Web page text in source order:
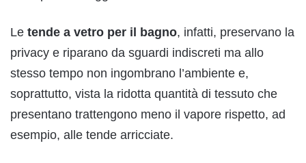
Le tende a vetro per il bagno, infatti, preservano la
privacy e riparano da sguardi indiscreti ma allo
stesso tempo non ingombrano l’ambiente e,
soprattutto, vista la ridotta quantità di tessuto che
presentano trattengono meno il vapore rispetto, ad
esempio, alle tende arricciate.